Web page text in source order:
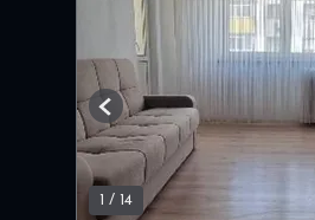
/ 14
Previous